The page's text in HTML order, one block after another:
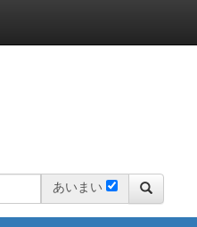
あいまい